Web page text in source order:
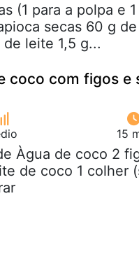
(1 para a polpa e
secas 60 g
leite 1,5 g...
coco com figos e
15
Àgua de coco 2
de coco 1 colher